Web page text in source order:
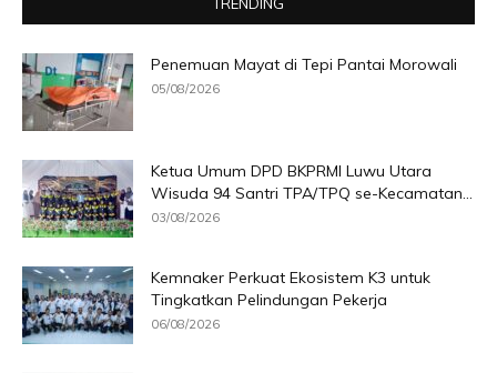
Penemuan Mayat di Tepi Pantai Morowali
05/08/2026
Ketua Umum DPD BKPRMI Luwu Utara
Wisuda 94 Santri TPA/TPQ se-Kecamatan...
03/08/2026
Kemnaker Perkuat Ekosistem K3 untuk
Tingkatkan Pelindungan Pekerja
06/08/2026